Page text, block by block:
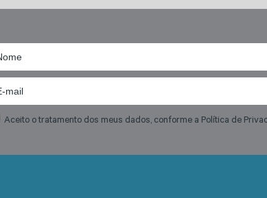
Aceito o tratamento dos meus dados, conforme a Política de